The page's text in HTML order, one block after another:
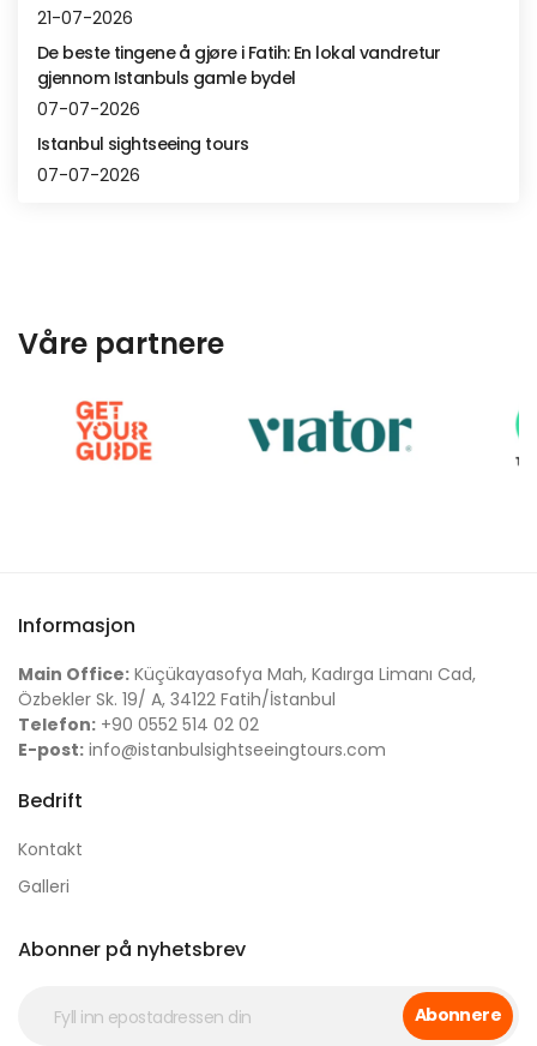
21-07-2026
De beste tingene å gjøre i Fatih: En lokal vandretur
gjennom Istanbuls gamle bydel
07-07-2026
Istanbul sightseeing tours
07-07-2026
Våre partnere
Informasjon
Main Office: Küçükayasofya Mah, Kadırga Limanı Cad,
Özbekler Sk. 19/ A, 34122 Fatih/İstanbul
Telefon: +90 0552 514 02 02
E-post: info@istanbulsightseeingtours.com
Bedrift
Kontakt
Galleri
Abonner på nyhetsbrev
Abonnere